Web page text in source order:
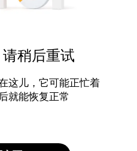
稍后重试
这儿，它可能正忙着
就能恢复正常